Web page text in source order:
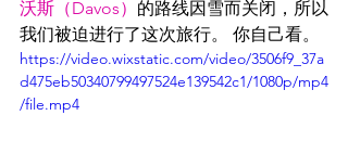
沃斯（Davos） 的路线因雪而关闭，所以
我们被迫进行了这次旅行。 你自己看。
https://video.wixstatic.com/video/3506f9_37a
d475eb50340799497524e139542c1/1080p/mp4
/file.mp4